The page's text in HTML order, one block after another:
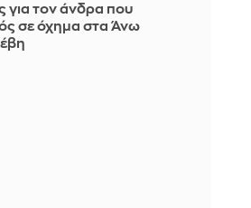
για τον άνδρα που
σε όχημα στα Άνω